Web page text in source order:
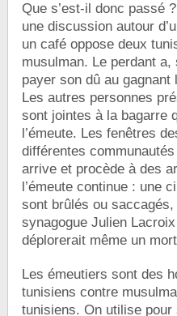
Que s’est-il donc passé
une discussion autour
un café oppose deux
musulman. Le perdant
payer son dû au gagnant
Les autres personnes
sont jointes à la bagarre
l’émeute. Les fenêtres
différentes
arrive et procède à des
l’émeute continue : une
sont brûlés ou saccagés,
synagogue Julien
déplorerait même un
Les émeutiers sont des
tunisiens contre
tunisiens. On utilise